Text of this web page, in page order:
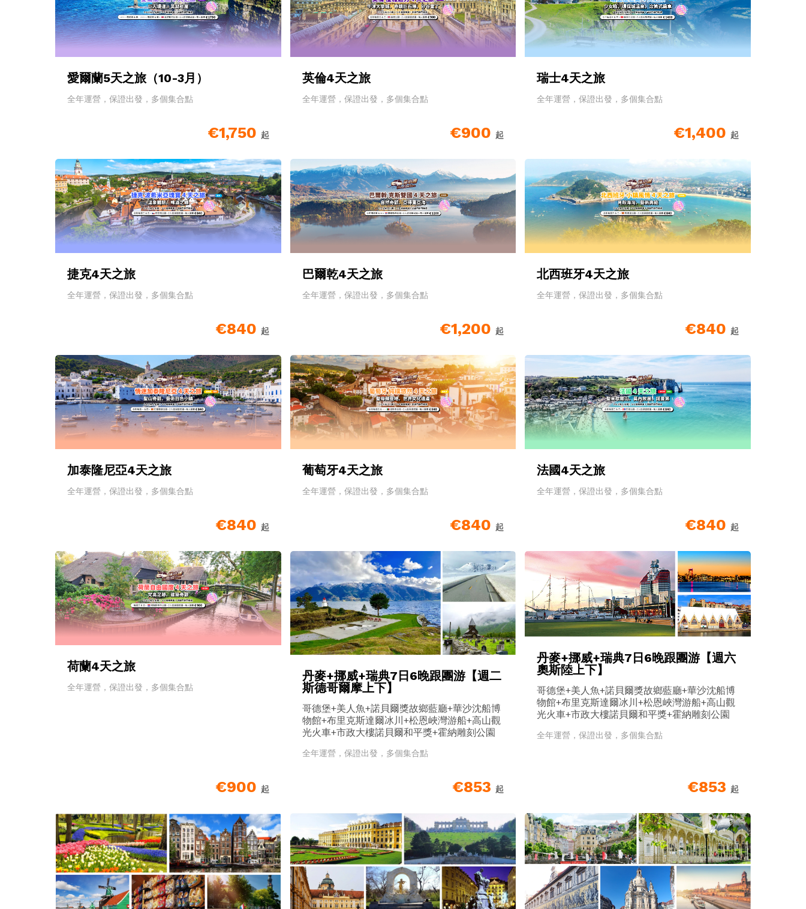
愛爾蘭5天之旅（10-3月）
全年運營，保證出發，多個集合點
€1,750 起
英倫4天之旅
全年運營，保證出發，多個集合點
€900 起
瑞士4天之旅
全年運營，保證出發，多個集合點
€1,400 起
捷克4天之旅
全年運營，保證出發，多個集合點
€840 起
巴爾乾4天之旅
全年運營，保證出發，多個集合點
€1,200 起
北西班牙4天之旅
全年運營，保證出發，多個集合點
€840 起
加泰隆尼亞4天之旅
全年運營，保證出發，多個集合點
€840 起
葡萄牙4天之旅
全年運營，保證出發，多個集合點
€840 起
法國4天之旅
全年運營，保證出發，多個集合點
€840 起
荷蘭4天之旅
全年運營，保證出發，多個集合點
€900 起
丹麥+挪威+瑞典7日6晚跟團游【週二
斯德哥爾摩上下】
哥德堡+美人魚+諾貝爾獎故鄉藍廳+華沙沈船博
物館+布里克斯達爾冰川+松恩峽灣游船+高山觀
光火車+市政大樓諾貝爾和平獎+霍納雕刻公園
全年運營，保證出發，多個集合點
€853 起
丹麥+挪威+瑞典7日6晚跟團游【週六
奧斯陸上下】
哥德堡+美人魚+諾貝爾獎故鄉藍廳+華沙沈船博
物館+布里克斯達爾冰川+松恩峽灣游船+高山觀
光火車+市政大樓諾貝爾和平獎+霍納雕刻公園
全年運營，保證出發，多個集合點
€853 起